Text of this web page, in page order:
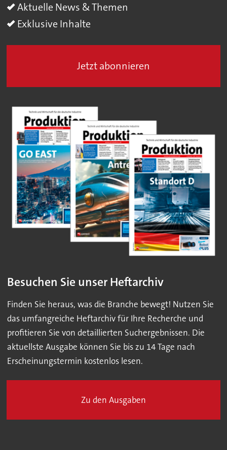
Aktuelle News & Themen
Exklusive Inhalte
Jetzt abonnieren
Besuchen Sie unser Heftarchiv
Finden Sie heraus, was die Branche bewegt! Nutzen Sie
das umfangreiche Heftarchiv für Ihre Recherche und
profitieren Sie von detaillierten Suchergebnissen. Die
aktuellste Ausgabe können Sie bis zu 14 Tage nach
Erscheinungstermin kostenlos lesen.
Zu den Ausgaben